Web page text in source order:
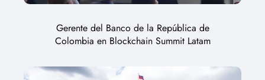
Gerente del Banco de la República de
Colombia en Blockchain Summit Latam